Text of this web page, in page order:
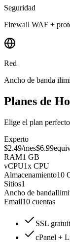
Seguridad
Firewall WAF +
Red
Ancho de banda
Planes de
Elige el plan
Experto
$2.49/mes$6.99
RAM1 GB
vCPU1x CPU
Almacenamiento10
Sitios1
Ancho de banda
Email10 cuentas
SSL
cPanel +